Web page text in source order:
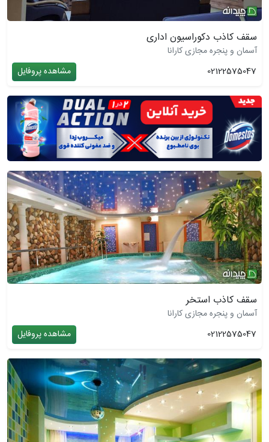
سقف کاذب دکوراسیون اداری
آسمان و پنجره مجازی کارانا
02122575047
مشاهده پروفایل
سقف کاذب استخر
آسمان و پنجره مجازی کارانا
02122575047
مشاهده پروفایل